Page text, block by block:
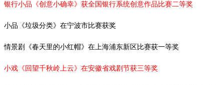
银行小品《创意小确幸》获全国银行系统创意作品比赛二等奖
小品《垃圾分类》在宁波市比赛获奖
情景剧《春天里的小红帽》在上海浦东新区比赛获一等奖
小戏《回望千秋岭上云》在安徽省戏剧节获三等奖